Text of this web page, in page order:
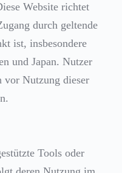
Website richtet
durch geltende
ist, insbesondere
und Japan. Nutzer
vor Nutzung dieser
Tools oder